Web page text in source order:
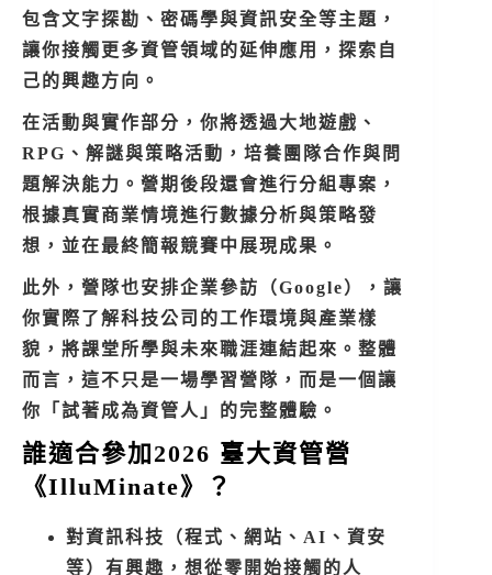
包含文字探勘、密碼學與資訊安全等主題，
讓你接觸更多資管領域的延伸應用，探索自
己的興趣方向。
在活動與實作部分，你將透過大地遊戲、
RPG、解謎與策略活動，培養團隊合作與問
題解決能力。營期後段還會進行分組專案，
根據真實商業情境進行數據分析與策略發
想，並在最終簡報競賽中展現成果。
此外，營隊也安排企業參訪（Google），讓
你實際了解科技公司的工作環境與產業樣
貌，將課堂所學與未來職涯連結起來。整體
而言，這不只是一場學習營隊，而是一個讓
你「試著成為資管人」的完整體驗。
誰適合參加2026 臺大資管營
《IlluMinate》？
對資訊科技（程式、網站、AI、資安
等）有興趣，想從零開始接觸的人